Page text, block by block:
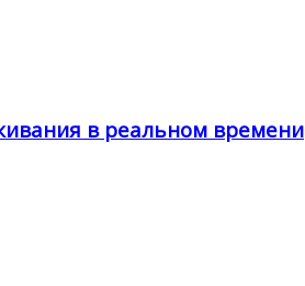
в реальном времени